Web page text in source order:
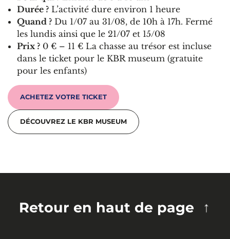
Durée ? L’activité dure environ 1 heure
Quand ? Du 1/07 au 31/08, de 10h à 17h. Fermé
les lundis ainsi que le 21/07 et 15/08
Prix ? 0 € – 11 € La chasse au trésor est incluse
dans le ticket pour le KBR museum (gratuite
pour les enfants)
ACHETEZ VOTRE TICKET
DÉCOUVREZ LE KBR MUSEUM
Retour en haut de page